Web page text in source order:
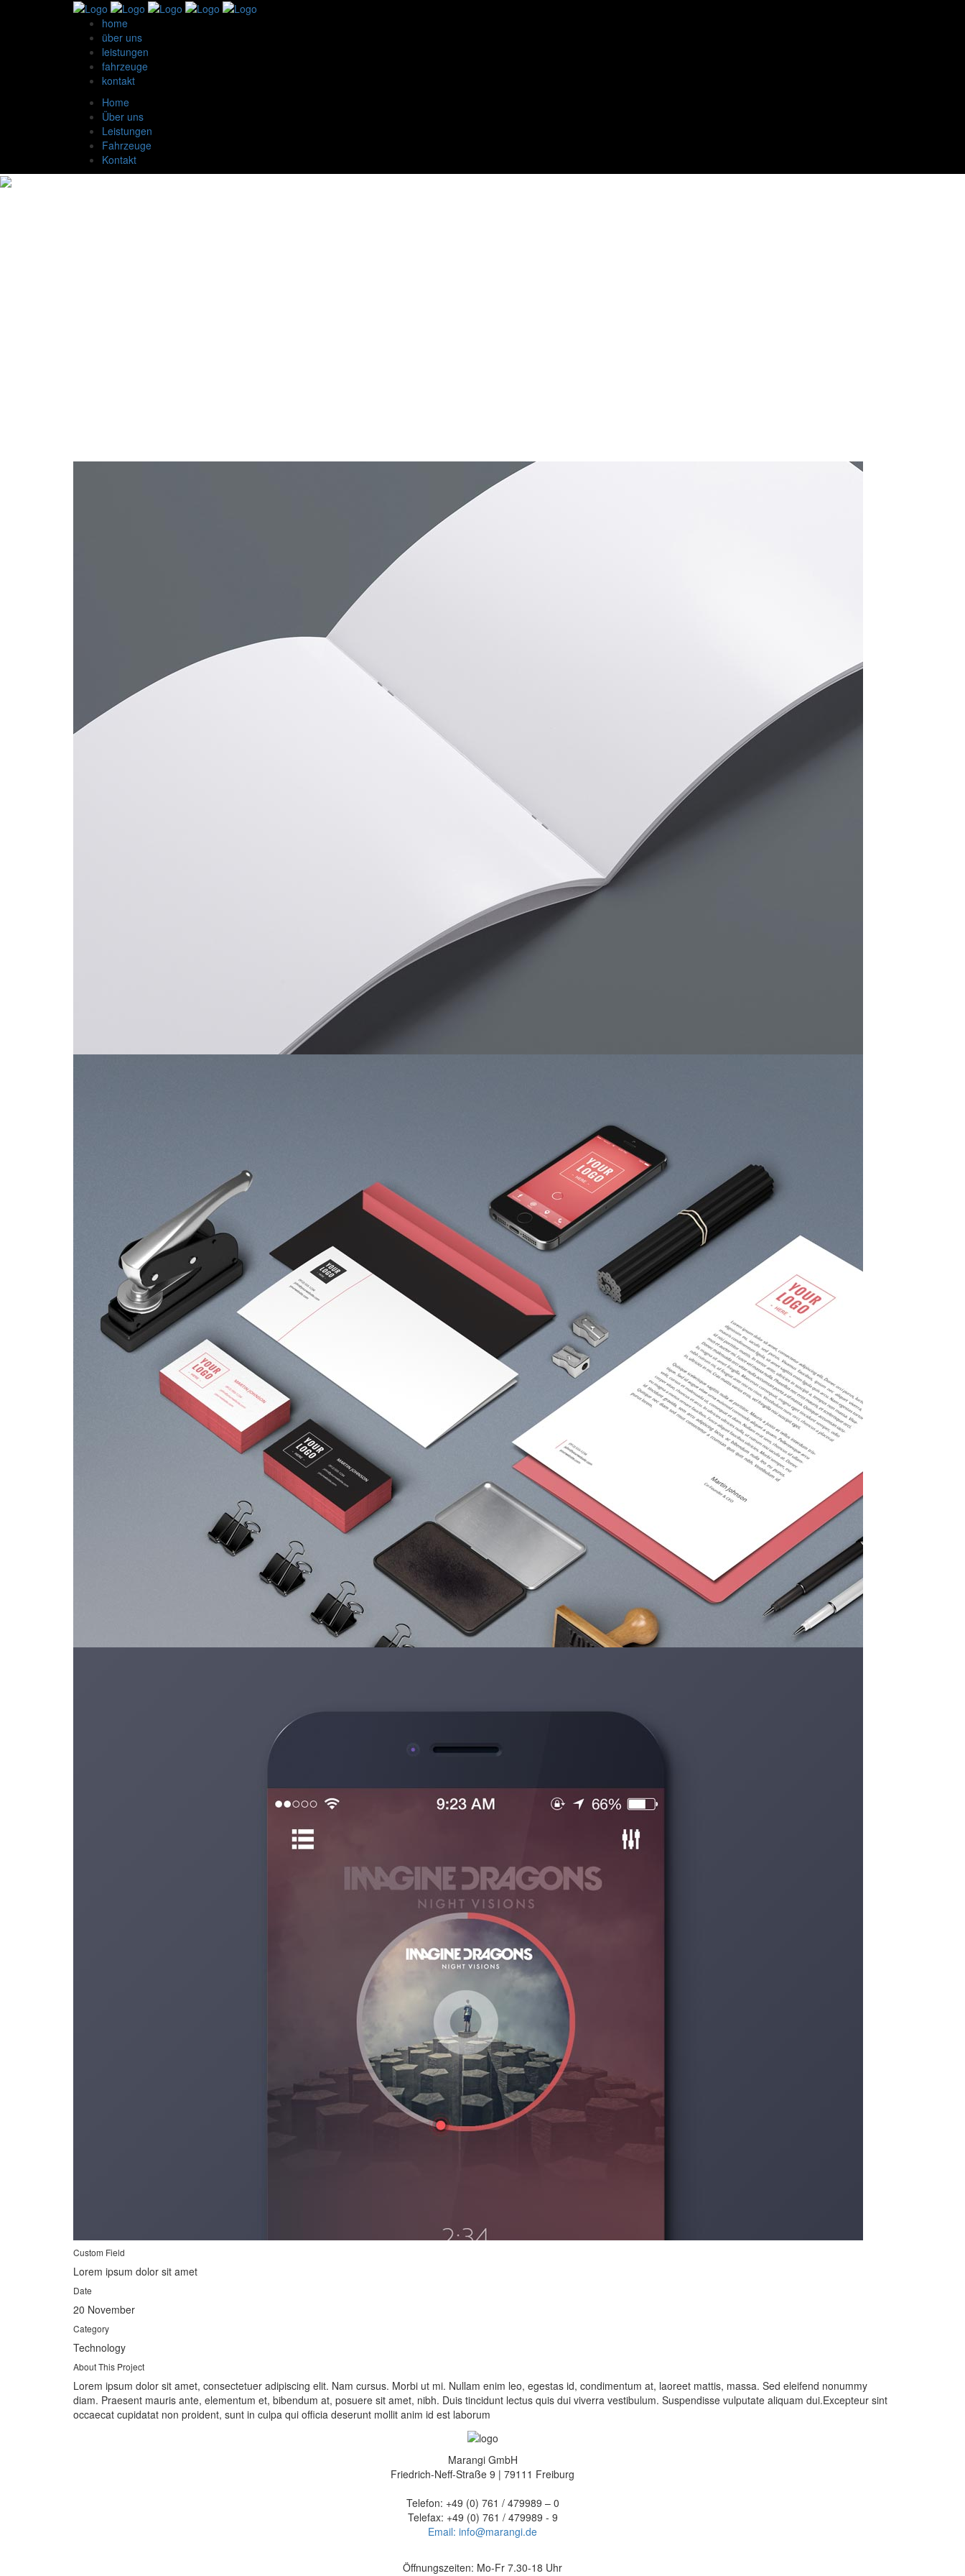
home
über uns
leistungen
fahrzeuge
kontakt
Home
Über uns
Leistungen
Fahrzeuge
Kontakt
Custom Field
Lorem ipsum dolor sit amet
Date
20 November
Category
Technology
About This Project
Lorem ipsum dolor sit amet, consectetuer adipiscing elit. Nam cursus. Morbi ut mi. Nullam enim leo, egestas id, condimentum at, laoreet mattis, massa. Sed eleifend nonummy
diam. Praesent mauris ante, elementum et, bibendum at, posuere sit amet, nibh. Duis tincidunt lectus quis dui viverra vestibulum. Suspendisse vulputate aliquam dui.Excepteur sint
occaecat cupidatat non proident, sunt in culpa qui officia deserunt mollit anim id est laborum
Marangi GmbH
Friedrich-Neff-Straße 9 | 79111 Freiburg
Telefon: +49 (0) 761 / 479989 – 0
Telefax: +49 (0) 761 / 479989 - 9
Email: info@marangi.de
Öffnungszeiten: Mo-Fr 7.30-18 Uhr